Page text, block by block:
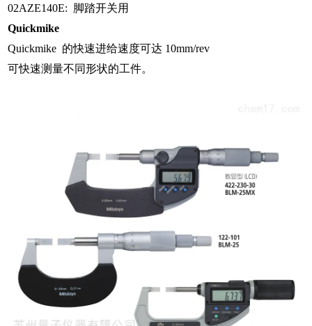
02AZE140E: 脚踏开关用
Quickmike
Quickmike 的快速进给速度可达 10mm/rev
可快速测量不同形状的工件。